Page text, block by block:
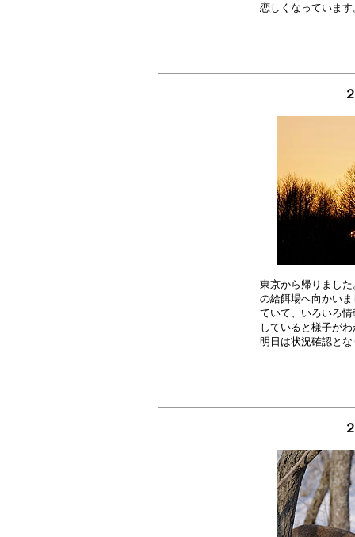
東京から帰りまし
の給餌場へ向かい
ていて、いろいろ
していると様子が